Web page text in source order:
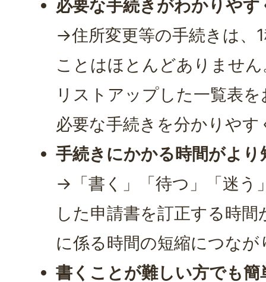
必要な手続きがわかりやす
→住所変更等の手続きは、
ことはほとんどありませ
リストアップした一覧表
必要な手続きを分かりや
手続きにかかる時間がより
→「書く」「待つ」「迷う
した申請書を訂正する時
に係る時間の短縮につなが
書くことが難しい方でも簡